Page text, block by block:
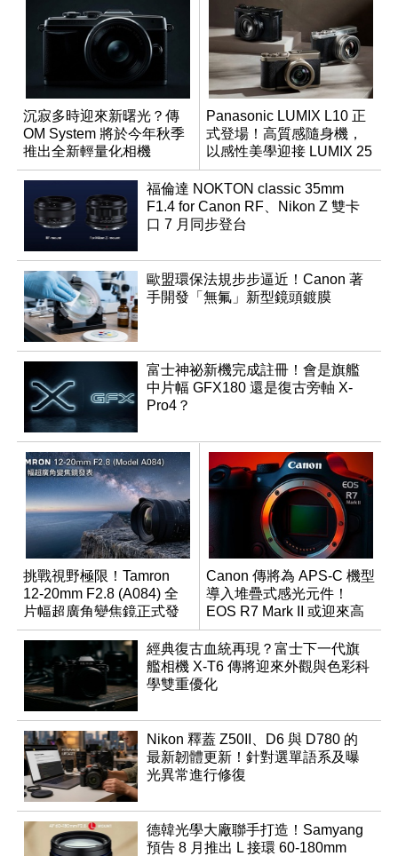
沉寂多時迎來新曙光？傳
OM System 將於今年秋季
推出全新輕量化相機
Panasonic LUMIX L10 正
式登場！高質感隨身機，
以感性美學迎接 LUMIX 25
週年
福倫達 NOKTON classic 35mm
F1.4 for Canon RF、Nikon Z 雙卡
口 7 月同步登台
歐盟環保法規步步逼近！Canon 著
手開發「無氟」新型鏡頭鍍膜
富士神祕新機完成註冊！會是旗艦
中片幅 GFX180 還是復古旁軸 X-
Pro4？
挑戰視野極限！Tamron
12-20mm F2.8 (A084) 全
片幅超廣角變焦鏡正式發
表
Canon 傳將為 APS-C 機型
導入堆疊式感光元件！
EOS R7 Mark II 或迎來高
速讀出升級
經典復古血統再現？富士下一代旗
艦相機 X-T6 傳將迎來外觀與色彩科
學雙重優化
Nikon 釋蓋 Z50II、D6 與 D780 的
最新韌體更新！針對選單語系及曝
光異常進行修復
德韓光學大廠聯手打造！Samyang
預告 8 月推出 L 接環 60-180mm